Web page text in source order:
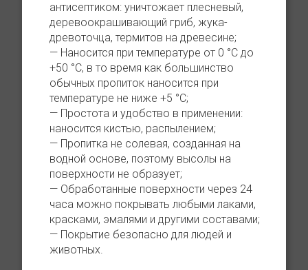
антисептиком: уничтожает плесневый,
деревоокрашивающий гриб, жука-
древоточца, термитов на древесине;
Наносится при температуре от 0 °С до
+50 °С, в то время как большинство
обычных пропиток наносится при
температуре не ниже +5 °С;
Простота и удобство в применении:
наносится кистью, распылением;
Пропитка не солевая, созданная на
водной основе, поэтому высолы на
поверхности не образует;
Обработанные поверхности через 24
часа можно покрывать любыми лаками,
красками, эмалями и другими составами;
Покрытие безопасно для людей и
животных.